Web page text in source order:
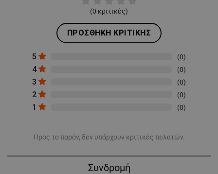
(0 κριτικές)
ΠΡΟΣΘΉΚΗ ΚΡΙΤΙΚΉΣ
5 (0)
4 (0)
3 (0)
2 (0)
1 (0)
Προς το παρόν, δεν υπάρχουν κριτικές πελατών.
Συνδρομή